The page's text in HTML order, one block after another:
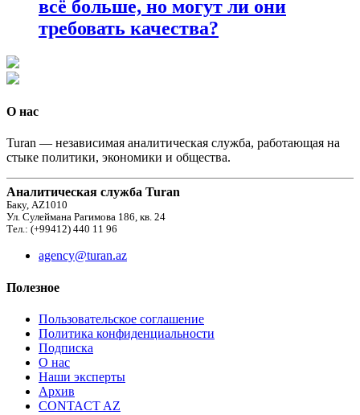
всё больше, но могут ли они
требовать качества?
О нас
Turan — независимая аналитическая служба, работающая на
стыке политики, экономики и общества.
Аналитическая служба Turan
Баку, AZ1010
Ул. Сулеймана Рагимова 186, кв. 24
Тел.: (+99412) 440 11 96
agency@turan.az
Полезное
Пользовательское соглашение
Политика конфиденциальности
Подписка
О нас
Наши эксперты
Архив
CONTACT AZ